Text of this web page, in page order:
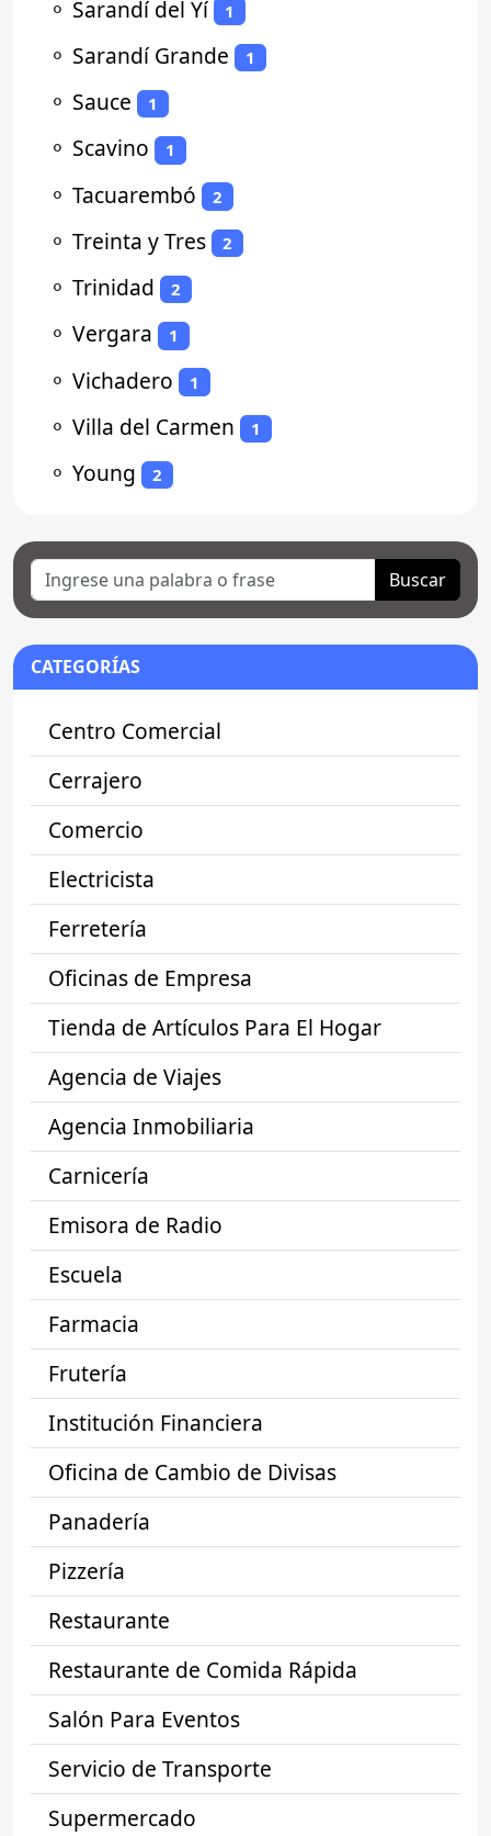
⚬ Sarandí del Yí 1
⚬ Sarandí Grande 1
⚬ Sauce 1
⚬ Scavino 1
⚬ Tacuarembó 2
⚬ Treinta y Tres 2
⚬ Trinidad 2
⚬ Vergara 1
⚬ Vichadero 1
⚬ Villa del Carmen 1
⚬ Young 2
Buscar
CATEGORÍAS
Centro Comercial
Cerrajero
Comercio
Electricista
Ferretería
Oficinas de Empresa
Tienda de Artículos Para El Hogar
Agencia de Viajes
Agencia Inmobiliaria
Carnicería
Emisora de Radio
Escuela
Farmacia
Frutería
Institución Financiera
Oficina de Cambio de Divisas
Panadería
Pizzería
Restaurante
Restaurante de Comida Rápida
Salón Para Eventos
Servicio de Transporte
Supermercado